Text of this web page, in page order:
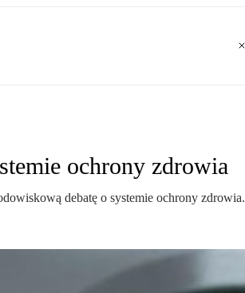
ochrony zdrowia
debatę o systemie ochrony zdrowia.